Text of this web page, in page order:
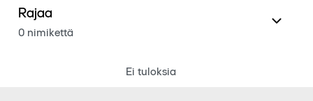
Rajaa
0 nimikettä
Ei tuloksia